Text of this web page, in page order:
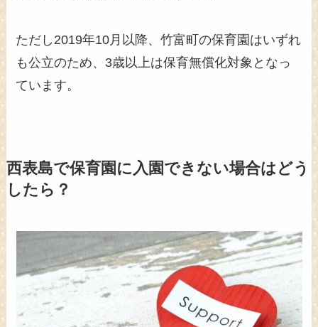
ただし2019年10月以降、竹富町の保育園はいずれ
も公立のため、3歳以上は保育無償化対象となっ
ています。
西表島で保育園に入園できない場合はどう
したら？